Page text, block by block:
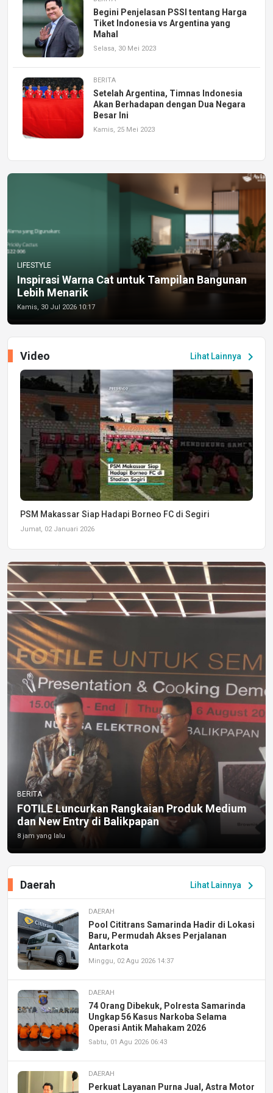
Begini Penjelasan PSSI tentang Harga
Tiket Indonesia vs Argentina yang
Mahal
Selasa, 30 Mei 2023
BERITA
Setelah Argentina, Timnas Indonesia
Akan Berhadapan dengan Dua Negara
Besar Ini
Kamis, 25 Mei 2023
LIFESTYLE
Inspirasi Warna Cat untuk Tampilan Bangunan
Lebih Menarik
Kamis, 30 Jul 2026 10:17
Lihat Lainnya chevron_right
Video
PSM Makassar Siap Hadapi Borneo FC di Segiri
Jumat, 02 Januari 2026
BERITA
FOTILE Luncurkan Rangkaian Produk Medium
dan New Entry di Balikpapan
8 jam yang lalu
Lihat Lainnya chevron_right
Daerah
DAERAH
Pool Cititrans Samarinda Hadir di Lokasi
Baru, Permudah Akses Perjalanan
Antarkota
Minggu, 02 Agu 2026 14:37
DAERAH
74 Orang Dibekuk, Polresta Samarinda
Ungkap 56 Kasus Narkoba Selama
Operasi Antik Mahakam 2026
Sabtu, 01 Agu 2026 06:43
DAERAH
Perkuat Layanan Purna Jual, Astra Motor